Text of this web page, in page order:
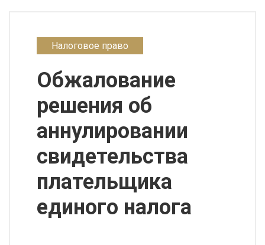
Налоговое право
Обжалование
решения об
аннулировании
свидетельства
плательщика
единого налога